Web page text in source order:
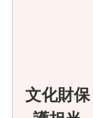
文化財保